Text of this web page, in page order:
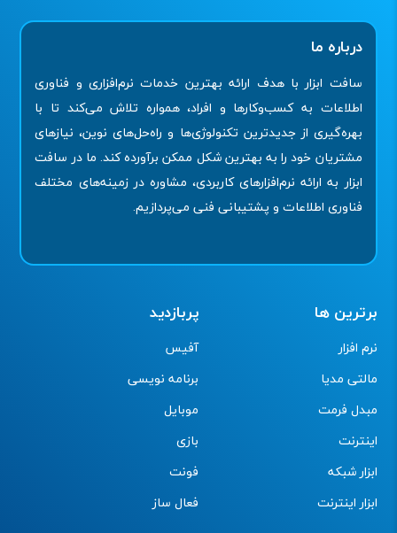
درباره ما
سافت ابزار با هدف ارائه بهترین خدمات نرم‌افزاری و فناوری
اطلاعات به کسب‌وکارها و افراد، همواره تلاش می‌کند تا با
بهره‌گیری از جدیدترین تکنولوژی‌ها و راه‌حل‌های نوین، نیازهای
مشتریان خود را به بهترین شکل ممکن برآورده کند. ما در سافت
ابزار به ارائه نرم‌افزارهای کاربردی، مشاوره در زمینه‌های مختلف
فناوری اطلاعات و پشتیبانی فنی می‌پردازیم.
برترین ها
نرم افزار
مالتی مدیا
مبدل فرمت
اینترنت
ابزار شبکه
ابزار اینترنت
پربازدید
آفیس
برنامه نویسی
موبایل
بازی
فونت
فعال ساز